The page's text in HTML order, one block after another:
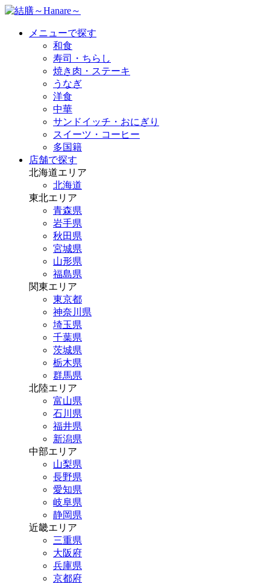
メニューで探す
和食
寿司・ちらし
焼き肉・ステーキ
うなぎ
洋食
中華
サンドイッチ・おにぎり
スイーツ・コーヒー
多国籍
店舗で探す
北海道エリア
北海道
東北エリア
青森県
岩手県
秋田県
宮城県
山形県
福島県
関東エリア
東京都
神奈川県
埼玉県
千葉県
茨城県
栃木県
群馬県
北陸エリア
富山県
石川県
福井県
新潟県
中部エリア
山梨県
長野県
愛知県
岐阜県
静岡県
近畿エリア
三重県
大阪府
兵庫県
京都府